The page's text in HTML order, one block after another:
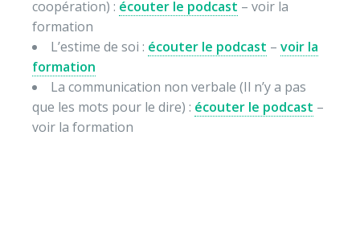
coopération) : écouter le podcast – voir la
formation
L’estime de soi : écouter le podcast – voir la
formation
La communication non verbale (Il n’y a pas
que les mots pour le dire) : écouter le podcast –
voir la formation